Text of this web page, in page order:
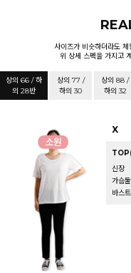
사이즈가 비슷하더라도
위 상세 스펙을 가지고
상의 66 / 하
의 28반
상의 77 /
하의 30
상의 88 /
하의 32
X
신장
가슴
바스트